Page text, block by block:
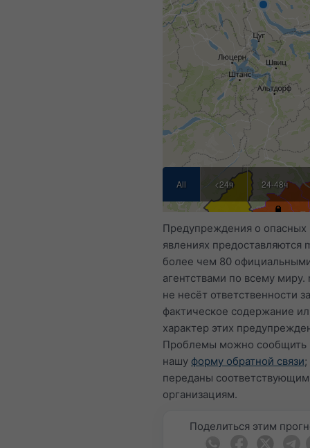
All <24ч 24-48ч
Предупреждения о опасных
явлениях предоставляются
более чем 80
агентствами по всему
не несёт ответственности за
фактическое содержание
характер этих
Проблемы можно сообщить
нашу форму обратной связи
переданы соответствующим
организациям.
Поделиться этим